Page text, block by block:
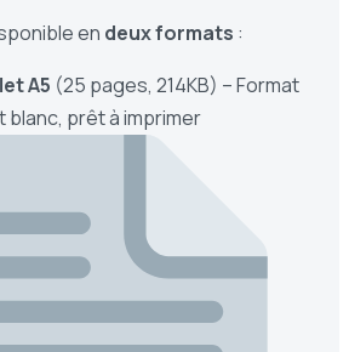
en deux formats :
A5 (25 pages, 214KB) – Format
blanc, prêt à imprimer